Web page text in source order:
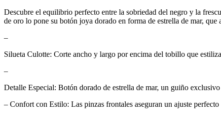
Descubre el equilibrio perfecto entre la sobriedad del negro y la
de oro lo pone su botón joya dorado en forma de estrella de mar,
–
Silueta Culotte: Corte ancho y largo por encima del tobillo que
–
Detalle Especial: Botón dorado de estrella de mar, un guiño
– Confort con Estilo: Las pinzas frontales aseguran un ajuste